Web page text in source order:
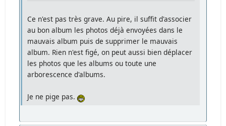
Ce n'est pas très grave. Au pire, il suffit d'associer
au bon album les photos déjà envoyées dans le
mauvais album puis de supprimer le mauvais
album. Rien n'est figé, on peut aussi bien déplacer
les photos que les albums ou toute une
arborescence d'albums.
Je ne pige pas.